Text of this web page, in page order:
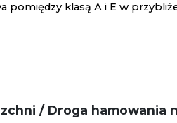
pomiędzy klasą A i E w
/ Droga hamowania